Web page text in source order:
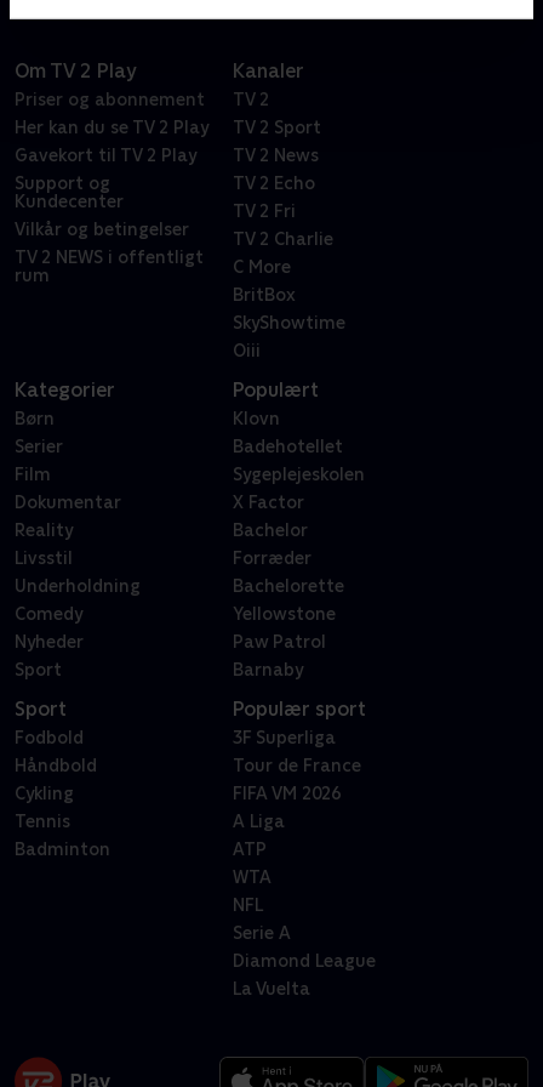
Om TV 2 Play
Priser og abonnement
Her kan du se TV 2 Play
Gavekort til TV 2 Play
Support og
Kundecenter
Vilkår og betingelser
TV 2 NEWS i offentligt
rum
Kanaler
TV 2
TV 2 Sport
TV 2 News
TV 2 Echo
TV 2 Fri
TV 2 Charlie
C More
BritBox
SkyShowtime
Oiii
Kategorier
Børn
Serier
Film
Dokumentar
Reality
Livsstil
Underholdning
Comedy
Nyheder
Sport
Populært
Klovn
Badehotellet
Sygeplejeskolen
X Factor
Bachelor
Forræder
Bachelorette
Yellowstone
Paw Patrol
Barnaby
Sport
Fodbold
Håndbold
Cykling
Tennis
Badminton
Populær sport
3F Superliga
Tour de France
FIFA VM 2026
A Liga
ATP
WTA
NFL
Serie A
Diamond League
La Vuelta